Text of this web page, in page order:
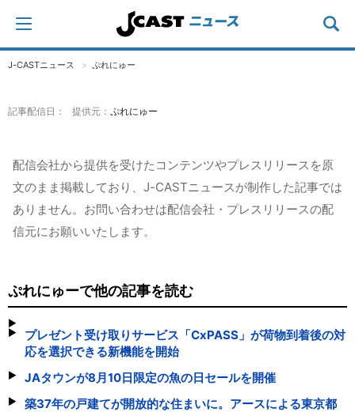
J-CASTニュース ぷれにゅー
記事配信日： 提供元： ぷれにゅー
配信会社から提供を受けたコンテンツやプレスリリースを原
文のまま掲載しており、J-CASTニュースが制作した記事では
ありません。お問い合わせは配信会社・プレスリリースの配
信元にお願いいたします。
ぷれにゅーで他の記事を読む
プレゼント受け取りサービス「CxPASS」が荷物到着後の対
応を選択できる新機能を開始
JAタウンが8月10日限定の魚の日セールを開催
築37年の戸建てが開放的な住まいに。アースによる東京都